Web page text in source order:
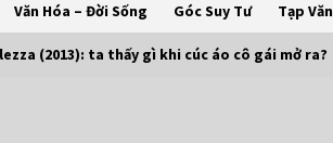
Văn Hóa – Đời Sống Góc Suy Tư Tạp Văn
(2013): ta thấy gì khi cúc áo cô gái mở ra?